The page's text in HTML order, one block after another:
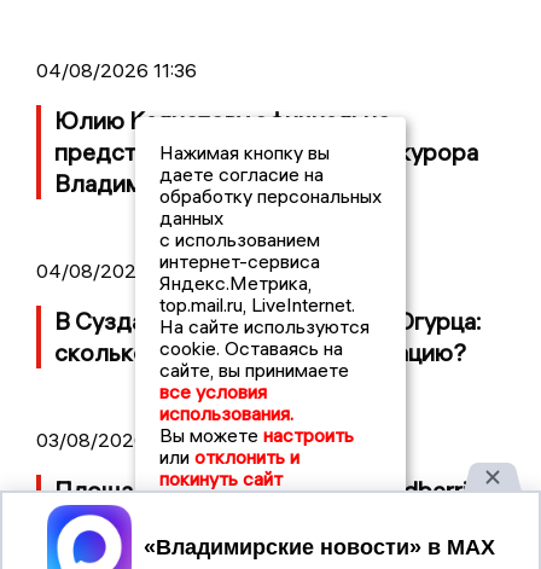
04/08/2026 11:36
Юлию Калистову официально
представили в должности прокурора
Владимирской области
04/08/2026 09:01
В Суздале прошёл Фестиваль Огурца:
сколько потратили на организацию?
03/08/2026 14:13
Площадь пожара на складе Wildberries
составляет 100 тысяч квадратных
метров
Нажимая кнопку вы
даете согласие на
обработку персональных
данных
с использованием
интернет-сервиса
Яндекс.Метрика,
top.mail.ru, LiveInternet.
На сайте используются
cookie. Оставаясь на
сайте, вы принимаете
все условия
использования.
Вы можете настроить
или отклонить и
покинуть сайт
Принять